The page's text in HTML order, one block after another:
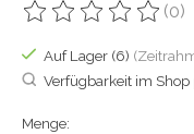
Die Bewertung (0)
Auf Lager (6)
Verfügbarkeit im Shop
Menge: